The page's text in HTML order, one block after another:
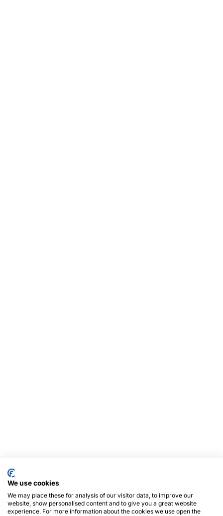
We use cookies
We may place these for analysis of our visitor data, to improve our
website, show personalised content and to give you a great website
experience. For more information about the cookies we use open the